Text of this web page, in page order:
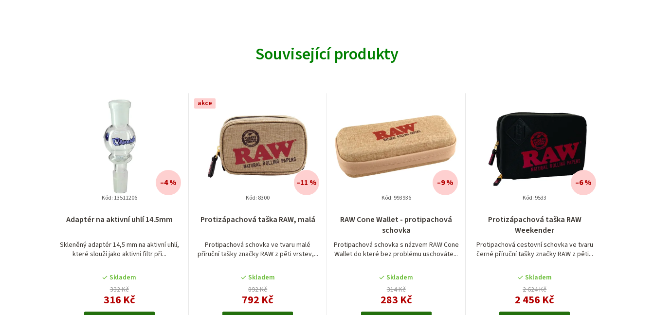
Související produkty
Adaptér na aktivní uhlí 14.5mm
Skleněný adaptér 14,5 mm na aktivní uhlí,
které slouží jako aktivní filtr při...
Skladem
332 Kč
316 Kč
–4 %
Kód: 13511206
akce
Protizápachová taška RAW, malá
Protipachová schovka ve tvaru malé
příruční tašky značky RAW z pěti vrstev,...
Skladem
892 Kč
792 Kč
–11 %
Kód: 8300
RAW Cone Wallet - protipachová
schovka
Protipachová schovka s názvem RAW Cone
Wallet do které bez problému uschováte...
hodnocení
produktu
je
5,0
5
hvězdiček.
Skladem
314 Kč
283 Kč
–9 %
Kód: 993936
Protizápachová taška RAW
Weekender
Protipachová cestovní schovka ve tvaru
černé příruční tašky značky RAW z pěti...
Skladem
2 624 Kč
2 456 Kč
–6 %
Kód: 9533